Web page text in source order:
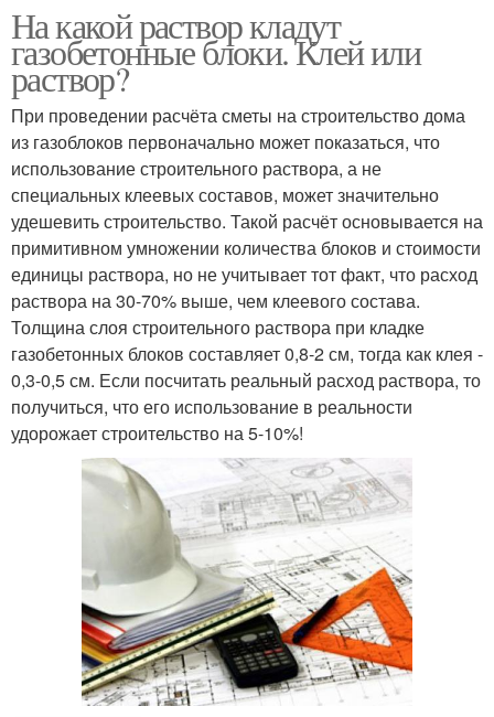
На какой раствор кладут
газобетонные блоки. Клей или
раствор?
При проведении расчёта сметы на строительство дома
из газоблоков первоначально может показаться, что
использование строительного раствора, а не
специальных клеевых составов, может значительно
удешевить строительство. Такой расчёт основывается на
примитивном умножении количества блоков и стоимости
единицы раствора, но не учитывает тот факт, что расход
раствора на 30-70% выше, чем клеевого состава.
Толщина слоя строительного раствора при кладке
газобетонных блоков составляет 0,8-2 см, тогда как клея -
0,3-0,5 см. Если посчитать реальный расход раствора, то
получиться, что его использование в реальности
удорожает строительство на 5-10%!